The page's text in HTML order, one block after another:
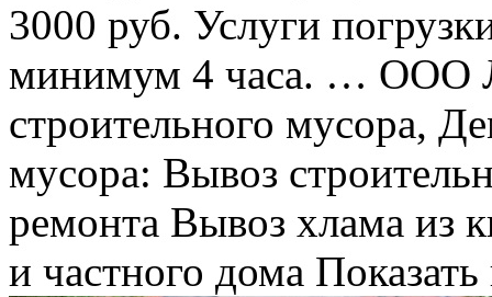
3000 руб. Услуги
минимум 4 часа. …
строительного мусора,
мусора: Вывоз
ремонта Вывоз хлама из
и частного дома